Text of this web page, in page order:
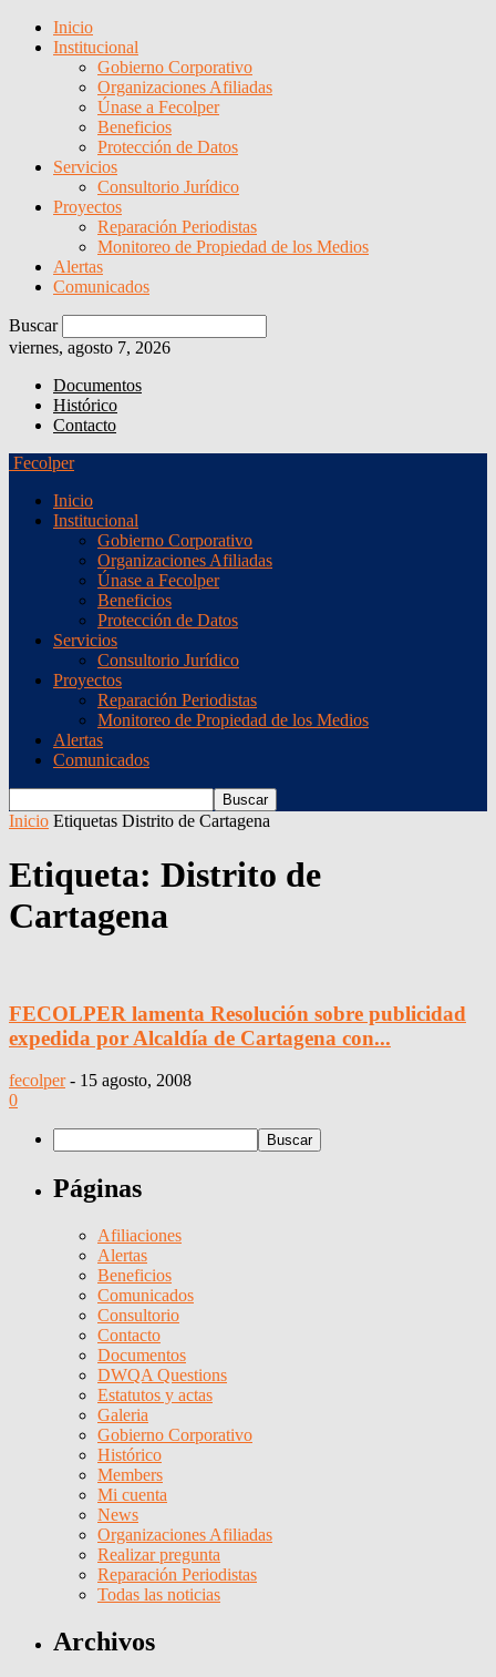
Inicio
Institucional
Gobierno Corporativo
Organizaciones Afiliadas
Únase a Fecolper
Beneficios
Protección de Datos
Servicios
Consultorio Jurídico
Proyectos
Reparación Periodistas
Monitoreo de Propiedad de los Medios
Alertas
Comunicados
Buscar
viernes, agosto 7, 2026
Documentos
Histórico
Contacto
Fecolper
Inicio
Institucional
Gobierno Corporativo
Organizaciones Afiliadas
Únase a Fecolper
Beneficios
Protección de Datos
Servicios
Consultorio Jurídico
Proyectos
Reparación Periodistas
Monitoreo de Propiedad de los Medios
Alertas
Comunicados
Inicio Etiquetas Distrito de Cartagena
Etiqueta: Distrito de
Cartagena
FECOLPER lamenta Resolución sobre publicidad
expedida por Alcaldía de Cartagena con...
fecolper - 15 agosto, 2008
0
Páginas
Afiliaciones
Alertas
Beneficios
Comunicados
Consultorio
Contacto
Documentos
DWQA Questions
Estatutos y actas
Galeria
Gobierno Corporativo
Histórico
Members
Mi cuenta
News
Organizaciones Afiliadas
Realizar pregunta
Reparación Periodistas
Todas las noticias
Archivos